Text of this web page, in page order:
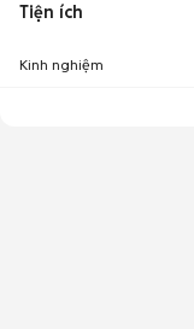
Tiện ích
Kinh nghiệm